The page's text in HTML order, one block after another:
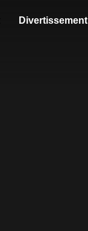
Divertissement